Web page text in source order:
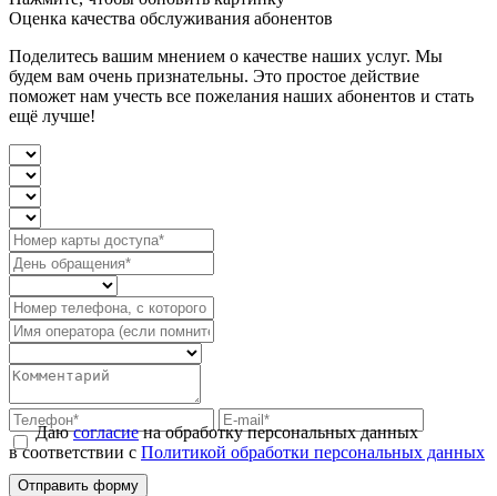
Оценка качества обслуживания абонентов
Поделитесь вашим мнением о качестве наших услуг. Мы
будем вам очень признательны. Это простое действие
поможет нам учесть все пожелания наших абонентов и стать
ещё лучше!
Даюсогласиена обработку персональных данных
в соответствии с Политикой обработки персональных данных